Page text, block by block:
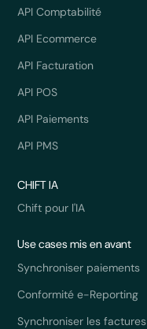
API Comptabilité
API Ecommerce
API Facturation
API POS
API Paiements
API PMS
CHIFT IA
Chift pour l'IA
Use cases mis en avant
Synchroniser paiements
Conformité e-Reporting
Synchroniser les factures